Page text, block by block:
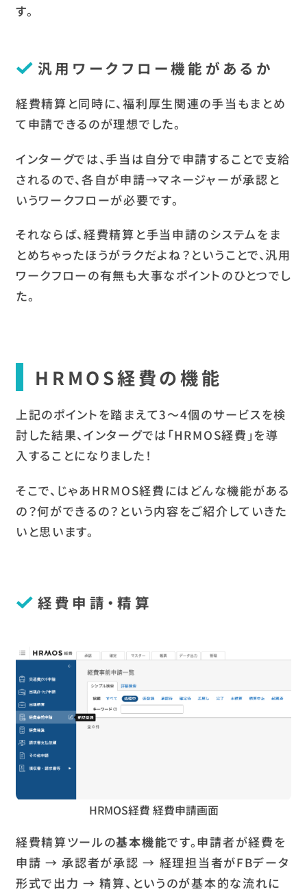
す。
汎用ワークフロー機能があるか
経費精算と同時に、福利厚生関連の手当もまとめ
て申請できるのが理想でした。
インターグでは、手当は自分で申請することで支給
されるので、各自が申請→マネージャーが承認と
いうワークフローが必要です。
それならば、経費精算と手当申請のシステムをま
とめちゃったほうがラクだよね？ということで、汎用
ワークフローの有無も大事なポイントのひとつでし
た。
HRMOS経費の機能
上記のポイントを踏まえて3〜4個のサービスを検
討した結果、インターグでは「HRMOS経費」を導
入することになりました！
そこで、じゃあHRMOS経費にはどんな機能がある
の？何ができるの？という内容をご紹介していきた
いと思います。
経費申請・精算
HRMOS経費 経費申請画面
経費精算ツールの基本機能です。申請者が経費を
申請 → 承認者が承認 → 経理担当者がFBデータ
形式で出力 → 精算、というのが基本的な流れに